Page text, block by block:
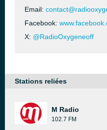
Email:
Facebook:
X: @RadioOxygeneoff
Stations reliées
M Radio
102.7 FM